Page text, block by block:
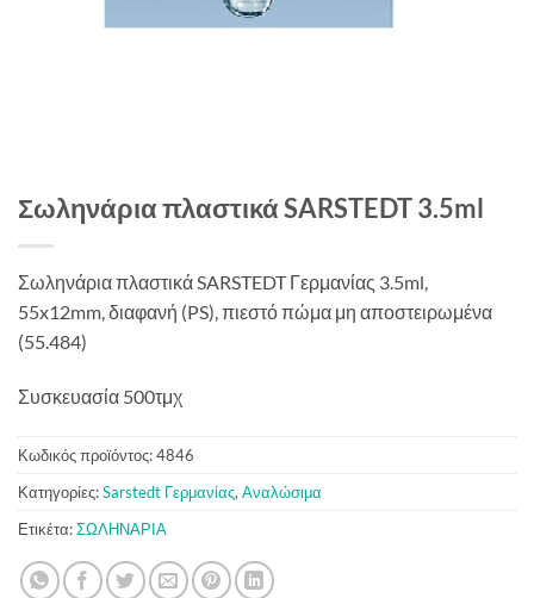
Σωληνάρια πλαστικά SARSTEDT 3.5ml
Σωληνάρια πλαστικά SARSTEDT Γερμανίας 3.5ml,
55x12mm, διαφανή (PS), πιεστό πώμα μη αποστειρωμένα
(55.484)
Συσκευασία 500τμχ
Κωδικός προϊόντος:4846
Κατηγορίες:Sarstedt Γερμανίας, Αναλώσιμα
Ετικέτα:ΣΩΛΗΝΑΡΙΑ